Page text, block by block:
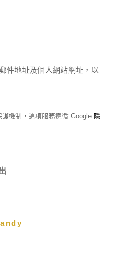
件地址及個人網站網址，以
機制，這項服務遵循 Google 隱